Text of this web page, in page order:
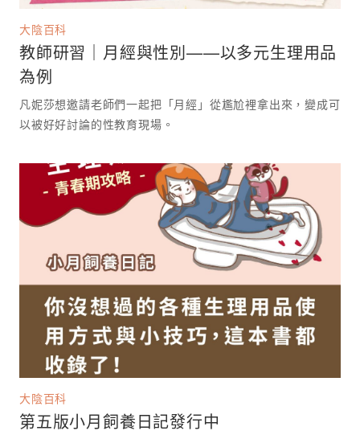
大陰百科
教師研習｜月經與性別——以多元生理用品
為例
凡妮莎想邀請老師們一起把「月經」從尷尬裡拿出來，變成可
大陰百科
第五版小月飼養日記發行中